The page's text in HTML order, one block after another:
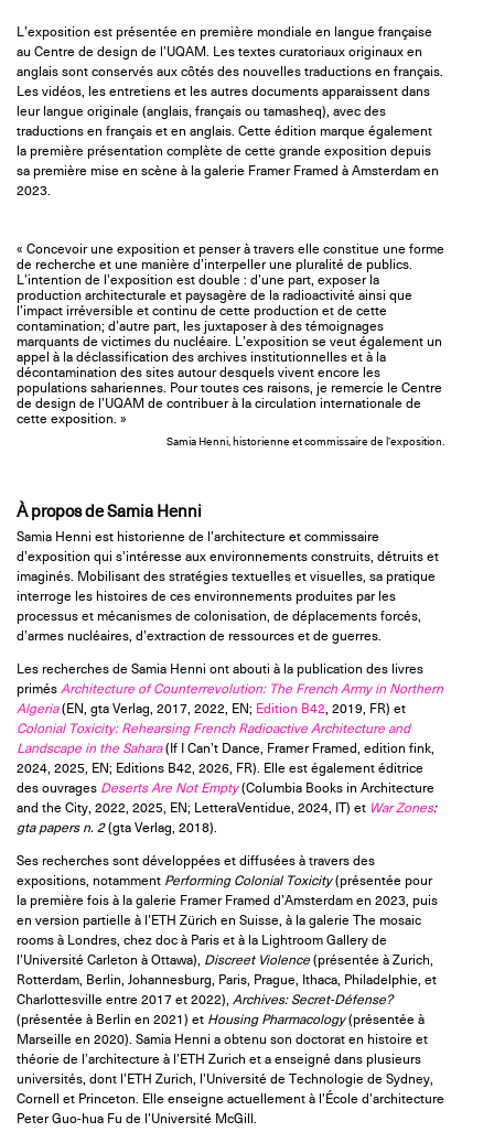
L’exposition est présentée en première mondiale en langue française
au Centre de design de l’UQAM. Les textes curatoriaux originaux en
anglais sont conservés aux côtés des nouvelles traductions en français.
Les vidéos, les entretiens et les autres documents apparaissent dans
leur langue originale (anglais, français ou tamasheq), avec des
traductions en français et en anglais. Cette édition marque également
la première présentation complète de cette grande exposition depuis
sa première mise en scène à la galerie Framer Framed à Amsterdam en
2023.
« Concevoir une exposition et penser à travers elle constitue une forme
de recherche et une manière d’interpeller une pluralité de publics.
L’intention de l’exposition est double : d’une part, exposer la
production architecturale et paysagère de la radioactivité ainsi que
l’impact irréversible et continu de cette production et de cette
contamination; d’autre part, les juxtaposer à des témoignages
marquants de victimes du nucléaire. L’exposition se veut également un
appel à la déclassification des archives institutionnelles et à la
décontamination des sites autour desquels vivent encore les
populations sahariennes. Pour toutes ces raisons, je remercie le Centre
de design de l’UQAM de contribuer à la circulation internationale de
cette exposition. »
Samia Henni, historienne et commissaire de l’exposition.
À propos de Samia Henni
Samia Henni est historienne de l’architecture et commissaire
d’exposition qui s’intéresse aux environnements construits, détruits et
imaginés. Mobilisant des stratégies textuelles et visuelles, sa pratique
interroge les histoires de ces environnements produites par les
processus et mécanismes de colonisation, de déplacements forcés,
d’armes nucléaires, d’extraction de ressources et de guerres.
Les recherches de Samia Henni ont abouti à la publication des livres
primés Architecture of Counterrevolution: The French Army in Northern
Algeria(EN, gta Verlag, 2017, 2022, EN; Edition B42, 2019, FR) et
Colonial Toxicity: Rehearsing French Radioactive Architecture and
Landscape in the Sahara (If I Can’t Dance, Framer Framed, edition fink,
2024, 2025, EN; Editions B42, 2026, FR). Elle est également éditrice
des ouvrages Deserts Are Not Empty(Columbia Books in Architecture
and the City, 2022, 2025, EN; LetteraVentidue, 2024, IT) et War Zones:
gta papers n. 2(gta Verlag, 2018).
Ses recherches sont développées et diffusées à travers des
expositions, notamment Performing Colonial Toxicity(présentée pour
la première fois à la galerie Framer Framed d’Amsterdam en 2023, puis
en version partielle à l’ETH Zürich en Suisse, à la galerie The mosaic
rooms à Londres, chez doc à Paris et à la Lightroom Gallery de
l’Université Carleton à Ottawa), Discreet Violence (présentée à Zurich,
Rotterdam, Berlin, Johannesburg, Paris, Prague, Ithaca, Philadelphie, et
Charlottesville entre 2017 et 2022), Archives: Secret-Défense?
(présentée à Berlin en 2021) et Housing Pharmacology(présentée à
Marseille en 2020). Samia Henni a obtenu son doctorat en histoire et
théorie de l’architecture à l’ETH Zurich et a enseigné dans plusieurs
universités, dont l’ETH Zurich, l’Université de Technologie de Sydney,
Cornell et Princeton. Elle enseigne actuellement à l’École d’architecture
Peter Guo-hua Fu de l’Université McGill.